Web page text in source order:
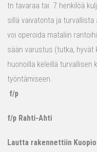
tn tavaraa tai 7 henkilöä
sillä vaivatonta ja
voi operoida mataliin
sään varustus (tutka, hyvät
huonoilla keleillä turvallisen
työntämiseen.
f/p
f/p Rahti-Ahti
Lautta rakennettiin